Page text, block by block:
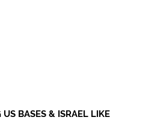
BASES & ISRAEL LIKE